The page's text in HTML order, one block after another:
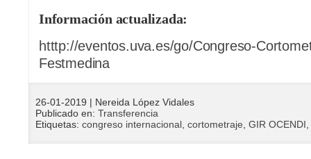
Información actualizada:
htttp://eventos.uva.es/go/Congreso-
Festmedina
26-01-2019 | Nereida López Vidales
Publicado en: Transferencia
Etiquetas: congreso internacional cortometraje GIR OCENDI